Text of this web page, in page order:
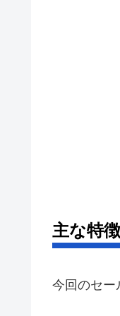
主な特徴
今回のセー